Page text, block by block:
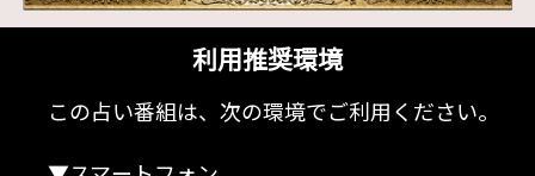
利用推奨環境
この占い番組は、次の環境でご利用ください。